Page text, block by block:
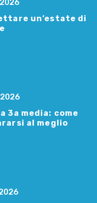
un’estate di
3a media: come
al meglio